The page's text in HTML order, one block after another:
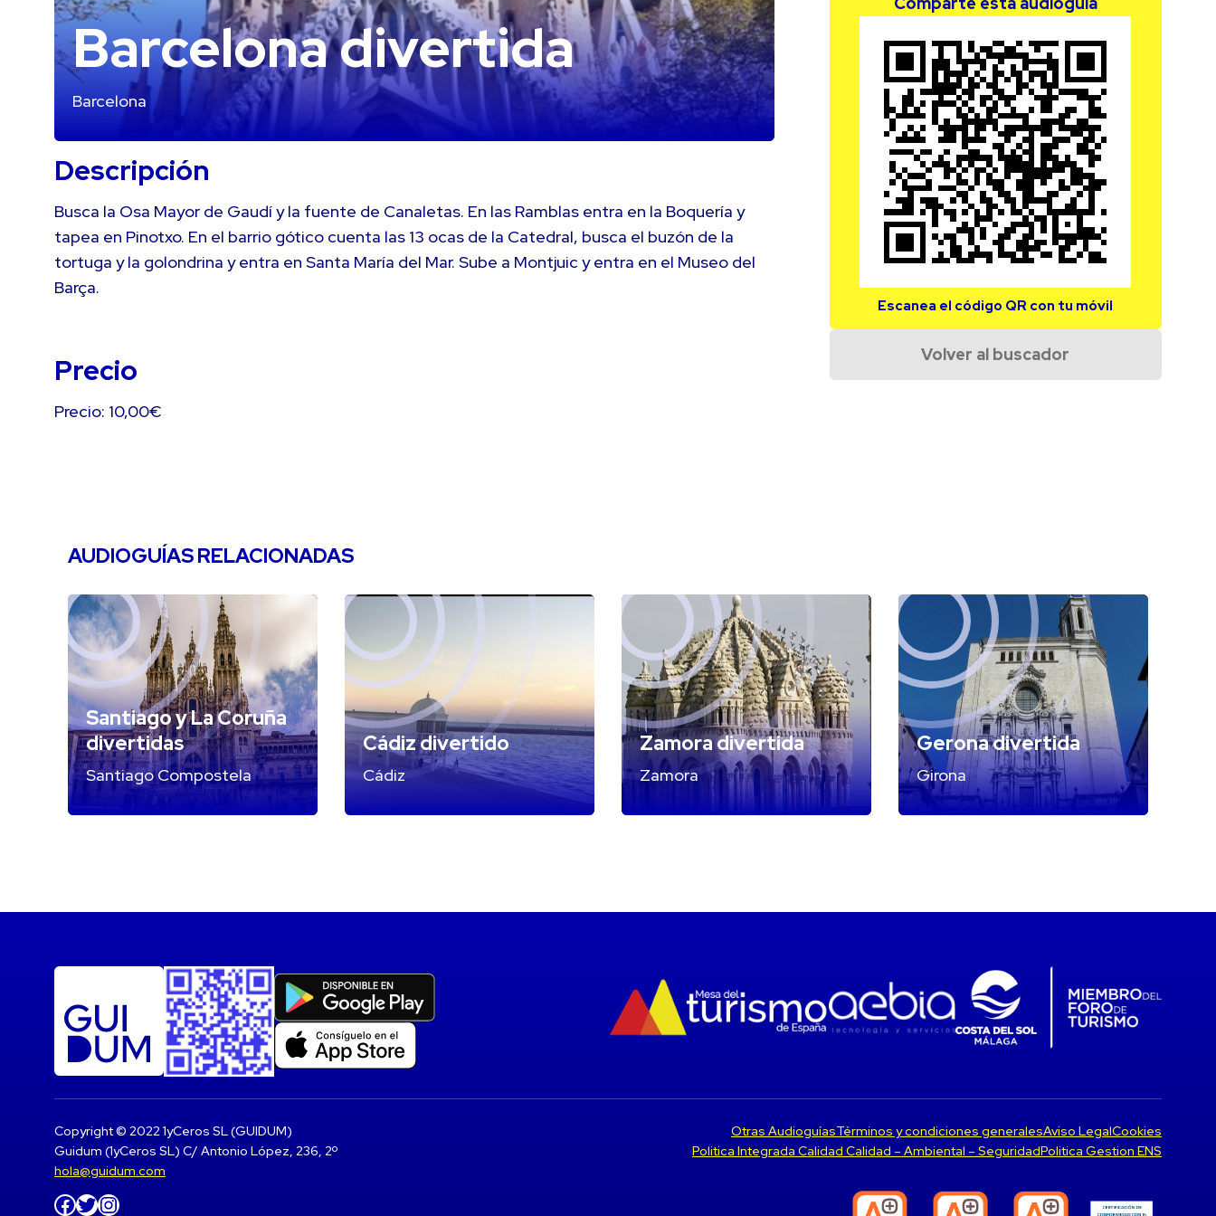
Barcelona divertida
Barcelona
Descripción
Busca la Osa Mayor de Gaudí y la fuente de Canaletas. En las Ramblas entra en la Boquería y
tapea en Pinotxo. En el barrio gótico cuenta las 13 ocas de la Catedral, busca el buzón de la
tortuga y la golondrina y entra en Santa María del Mar. Sube a Montjuic y entra en el Museo del
Barça.
Precio
Precio: 10,00€
Escanea el código QR con tu móvil
Volver al buscador
AUDIOGUÍAS RELACIONADAS
Santiago y La Coruña
divertidas
Santiago Compostela
Cádiz divertido
Cádiz
Zamora divertida
Zamora
Gerona divertida
Girona
Copyright © 2022 1yCeros SL (GUIDUM)
Guidum (1yCeros SL) C/ Antonio López, 236, 2º
hola@guidum.com
Facebook Twitter Instagram
Otras AudioguíasTérminos y condiciones generalesAviso LegalCookies
Politica Integrada Calidad Calidad – Ambiental – SeguridadPolitica Gestion ENS